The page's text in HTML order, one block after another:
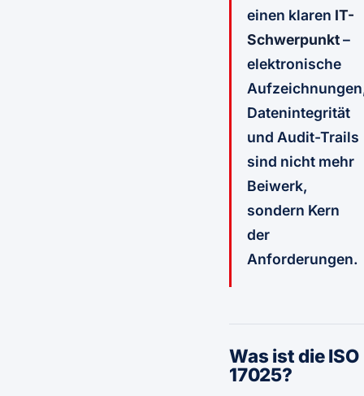
einen klaren IT-
Schwerpunkt–
elektronische
Datenintegrität
und Audit-Trails
sind nicht mehr
Beiwerk,
sondern Kern
der
Anforderungen.
Was ist die ISO
17025?